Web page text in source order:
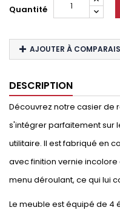
Quantité
AJOUTER À
DESCRIPTION
Découvrez notre casier de
s'intégrer parfaitement sur
utilitaire. Il est fabriqué en
avec finition vernie
menu déroulant, ce qui lui
Le meuble est équipé de 4